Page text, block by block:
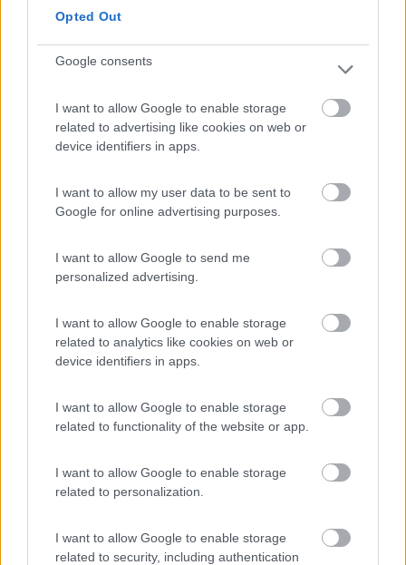
Opted Out
Google consents
I want to allow Google to enable storage
related to advertising like cookies on web or
device identifiers in apps.
I want to allow my user data to be sent to
Google for online advertising purposes.
I want to allow Google to send me
personalized advertising.
I want to allow Google to enable storage
related to analytics like cookies on web or
device identifiers in apps.
I want to allow Google to enable storage
related to functionality of the website or app.
I want to allow Google to enable storage
related to personalization.
I want to allow Google to enable storage
related to security, including authentication
In risposta al messaggio di
Ho letto i vostri messaggi, ho appena cambiato mezzo ed ho preso uno
con riscaldamento a gasolio comunque per le bombole è sempre un
perchè in zona
...
GPL auto e il rifornimento è regolare come se ci va uno con la
macchina, stesso attacco sulla fiancata del mezzo.
Poi, i gestori casomai non sanno bene neppure loro, e visto che
Se la butti dimmi dove che vado a raccattarla
Tommaso IZ4DJI
www.iz4dji.it
IZ4DJI
Inserito il08/03/2018 alle:22:57:40